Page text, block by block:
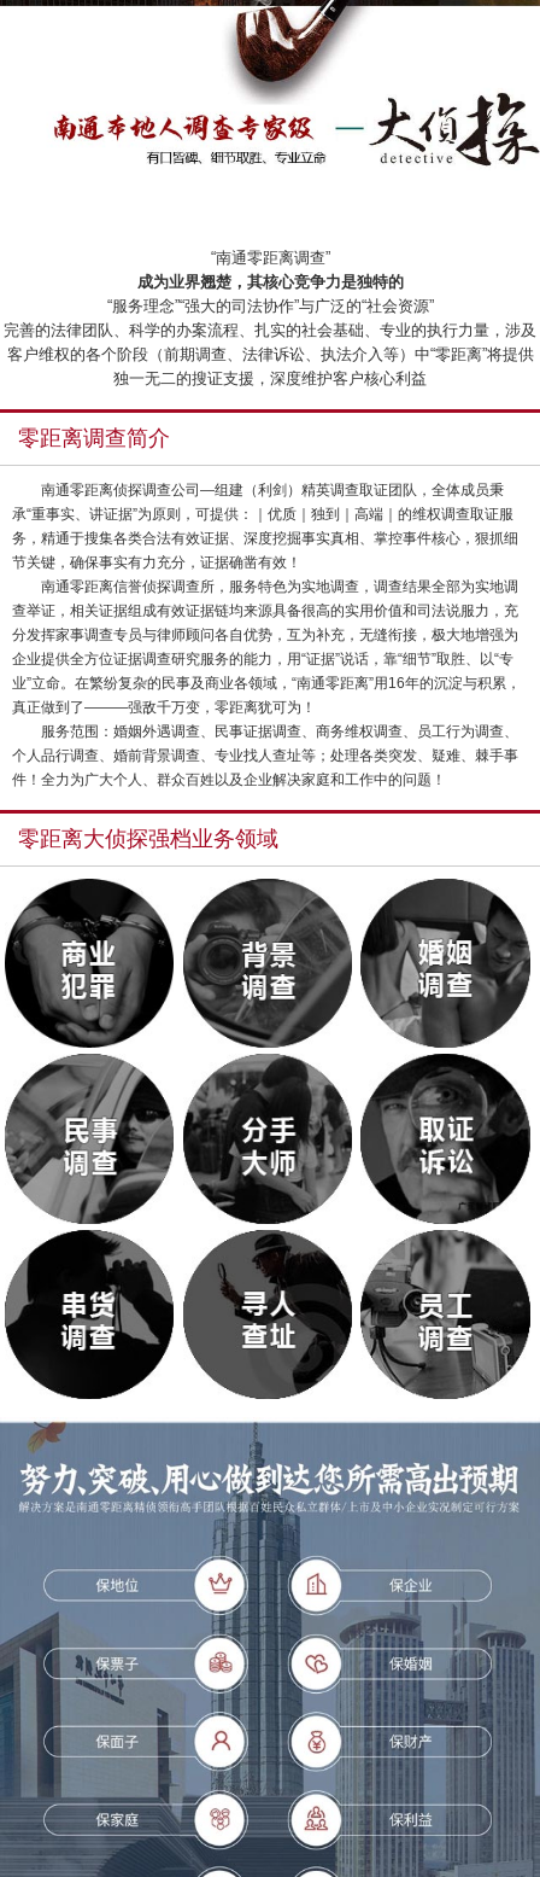
“南通零距离调查”
成为业界翘楚，其核心竞争力是独特的
“服务理念”“强大的司法协作”与广泛的“社会资源”
完善的法律团队、科学的办案流程、扎实的社会基础、专业的执行力量，涉及
客户维权的各个阶段（前期调查、法律诉讼、执法介入等）中“零距离”将提供
独一无二的搜证支援，深度维护客户核心利益
零距离调查简介
南通零距离侦探调查公司—组建（利剑）精英调查取证团队，全体成员秉
承“重事实、讲证据”为原则，可提供：｜优质｜独到｜高端｜的维权调查取证服
务，精通于搜集各类合法有效证据、深度挖掘事实真相、掌控事件核心，狠抓细
节关键，确保事实有力充分，证据确凿有效！
南通零距离信誉侦探调查所，服务特色为实地调查，调查结果全部为实地调
查举证，相关证据组成有效证据链均来源具备很高的实用价值和司法说服力，充
分发挥家事调查专员与律师顾问各自优势，互为补充，无缝衔接，极大地增强为
企业提供全方位证据调查研究服务的能力，用“证据”说话，靠“细节”取胜、以“专
业”立命。在繁纷复杂的民事及商业各领域，“南通零距离”用16年的沉淀与积累，
真正做到了———强敌千万变，零距离犹可为！
服务范围：婚姻外遇调查、民事证据调查、商务维权调查、员工行为调查、
个人品行调查、婚前背景调查、专业找人查址等；处理各类突发、疑难、棘手事
件！全力为广大个人、群众百姓以及企业解决家庭和工作中的问题！
零距离大侦探强档业务领域